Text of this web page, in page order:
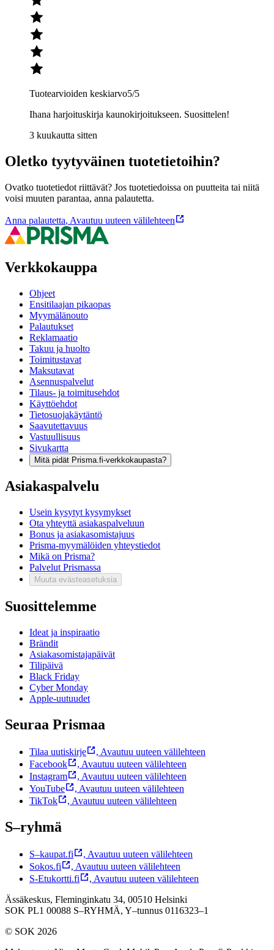
Tuotearvioiden keskiarvo5/5
Ihana harjoituskirja kaunokirjoitukseen. Suosittelen!
3 kuukautta sitten
Oletko tyytyväinen tuotetietoihin?
Ovatko tuotetiedot riittävät? Jos tuotetiedoissa on puutteita tai niitä
voisi muuten parantaa, anna palautetta.
Anna palautetta, Avautuu uuteen välilehteen
Verkkokauppa
Ohjeet
Ensitilaajan pikaopas
Myymälänouto
Palautukset
Reklamaatio
Takuu ja huolto
Toimitustavat
Maksutavat
Asennuspalvelut
Tilaus- ja toimitusehdot
Käyttöehdot
Tietosuojakäytäntö
Saavutettavuus
Vastuullisuus
Sivukartta
Mitä pidät Prisma.fi-verkkokaupasta?
Asiakaspalvelu
Usein kysytyt kysymykset
Ota yhteyttä asiakaspalveluun
Bonus ja asiakasomistajuus
Prisma-myymälöiden yhteystiedot
Mikä on Prisma?
Palvelut Prismassa
Muuta evästeasetuksia
Suosittelemme
Ideat ja inspiraatio
Brändit
Asiakasomistajapäivät
Tilipäivä
Black Friday
Cyber Monday
Apple-uutuudet
Seuraa Prismaa
Tilaa uutiskirje , Avautuu uuteen välilehteen
Facebook
, Avautuu uuteen välilehteen
Instagram
, Avautuu uuteen välilehteen
YouTube
, Avautuu uuteen välilehteen
TikTok
, Avautuu uuteen välilehteen
S–ryhmä
S–kaupat.fi , Avautuu uuteen välilehteen
Sokos.fi
, Avautuu uuteen välilehteen
S-Etukortti.fi
, Avautuu uuteen välilehteen
Ässäkeskus, Fleminginkatu 34, 00510 Helsinki
SOK PL1 00088 S–RYHMÄ, Y–tunnus 0116323–1
© SOK 2026